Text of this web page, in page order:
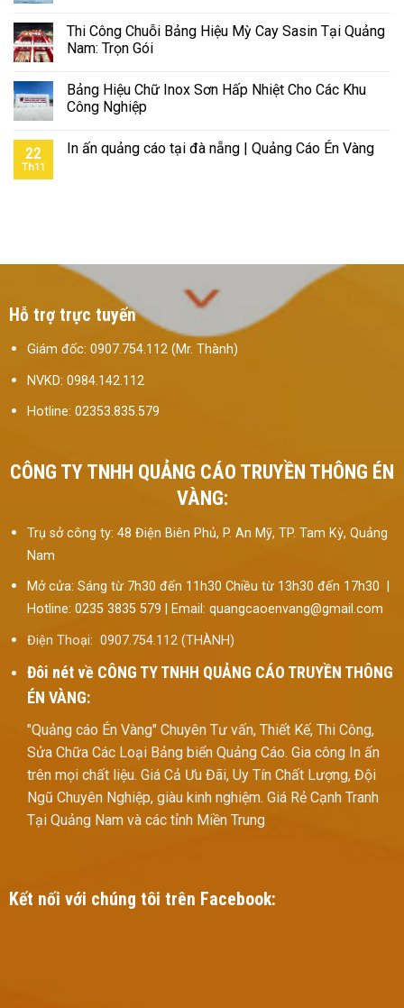
Thi Công Chuỗi Bảng Hiệu Mỳ Cay Sasin Tại Quảng
Nam: Trọn Gói
Bảng Hiệu Chữ Inox Sơn Hấp Nhiệt Cho Các Khu
Công Nghiệp
22
Th11
In ấn quảng cáo tại đà nẵng | Quảng Cáo Én Vàng
Hỗ trợ trực tuyến
Giám đốc: 0907.754.112 (Mr. Thành)
NVKD: 0984.142.112
Hotline: 02353.835.579
CÔNG TY TNHH QUẢNG CÁO TRUYỀN THÔNG ÉN
VÀNG:
Trụ sở công ty: 48 Điện Biên Phủ, P. An Mỹ, TP. Tam Kỳ, Quảng
Nam
Mở cửa: Sáng từ 7h30 đến 11h30 Chiều từ 13h30 đến 17h30 |
Hotline: 0235 3835 579 | Email: quangcaoenvang@gmail.com
Điện Thoại: 0907.754.112 (THÀNH)
Đôi nét về CÔNG TY TNHH QUẢNG CÁO TRUYỀN THÔNG
ÉN VÀNG:
"Quảng cáo Én Vàng" Chuyên Tư vấn, Thiết Kế, Thi Công,
Sửa Chữa Các Loại Bảng biển Quảng Cáo. Gia công In ấn
trên mọi chất liệu. Giá Cả Ưu Đãi, Uy Tín Chất Lượng, Đội
Ngũ Chuyên Nghiệp, giàu kinh nghiệm. Giá Rẻ Cạnh Tranh
Tại Quảng Nam và các tỉnh Miền Trung
Kết nối với chúng tôi trên Facebook: